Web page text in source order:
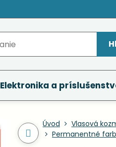
Elektronika a
Úvod Vlasová
Permanentné